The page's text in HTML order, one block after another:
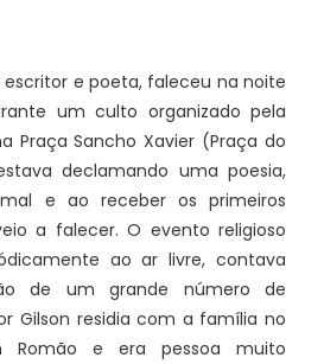
escritor e poeta, faleceu na noite
um culto organizado pela
Praça Sancho Xavier (Praça do
declamando uma poesia,
e ao receber os primeiros
a falecer. O evento religioso
ao ar livre, contava
de um grande número de
Gilson residia com a família no
Romão e era pessoa muito